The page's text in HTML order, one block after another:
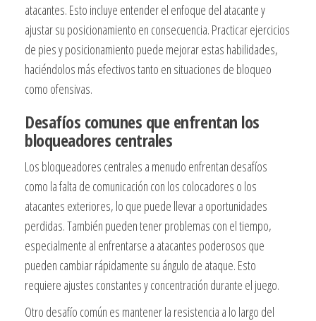
atacantes. Esto incluye entender el enfoque del atacante y
ajustar su posicionamiento en consecuencia. Practicar ejercicios
de pies y posicionamiento puede mejorar estas habilidades,
haciéndolos más efectivos tanto en situaciones de bloqueo
como ofensivas.
Desafíos comunes que enfrentan los
bloqueadores centrales
Los bloqueadores centrales a menudo enfrentan desafíos
como la falta de comunicación con los colocadores o los
atacantes exteriores, lo que puede llevar a oportunidades
perdidas. También pueden tener problemas con el tiempo,
especialmente al enfrentarse a atacantes poderosos que
pueden cambiar rápidamente su ángulo de ataque. Esto
requiere ajustes constantes y concentración durante el juego.
Otro desafío común es mantener la resistencia a lo largo del